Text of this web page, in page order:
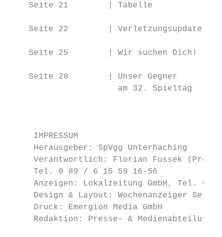
Seite 21        | Tabelle
    Seite 22        | Verletzungsupdate
    Seite 25        | Wir suchen Dich!
    Seite 28        | Unser Gegner
                      am 32. Spieltag
     IMPRESSUM
     Herausgeber: SpVgg Unterhaching
Verantwortlich: Florian Fussek
     Tel. 0 89 / 6 15 59 16-56
Anzeigen: Lokalzeitung GmbH, Tel. 0
Design & Layout: Wochenanzeiger
     Druck: Emergion Media GmbH
Redaktion: Presse- & Medienabteilung